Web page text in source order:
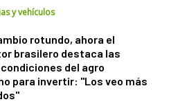
y vehículos
rotundo, ahora el
brasilero destaca las
del agro
para invertir: "Los veo más